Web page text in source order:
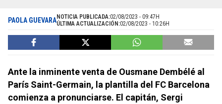
PAOLA GUEVARANOTICIA PUBLICADA:02/08/2023 - 09:47H
ÚLTIMA ACTUALIZACIÓN:02/08/2023 - 10:26H
Ante la inminente venta de Ousmane Dembélé al
París Saint-Germain, la plantilla del FC Barcelona
comienza a pronunciarse. El capitán, Sergi